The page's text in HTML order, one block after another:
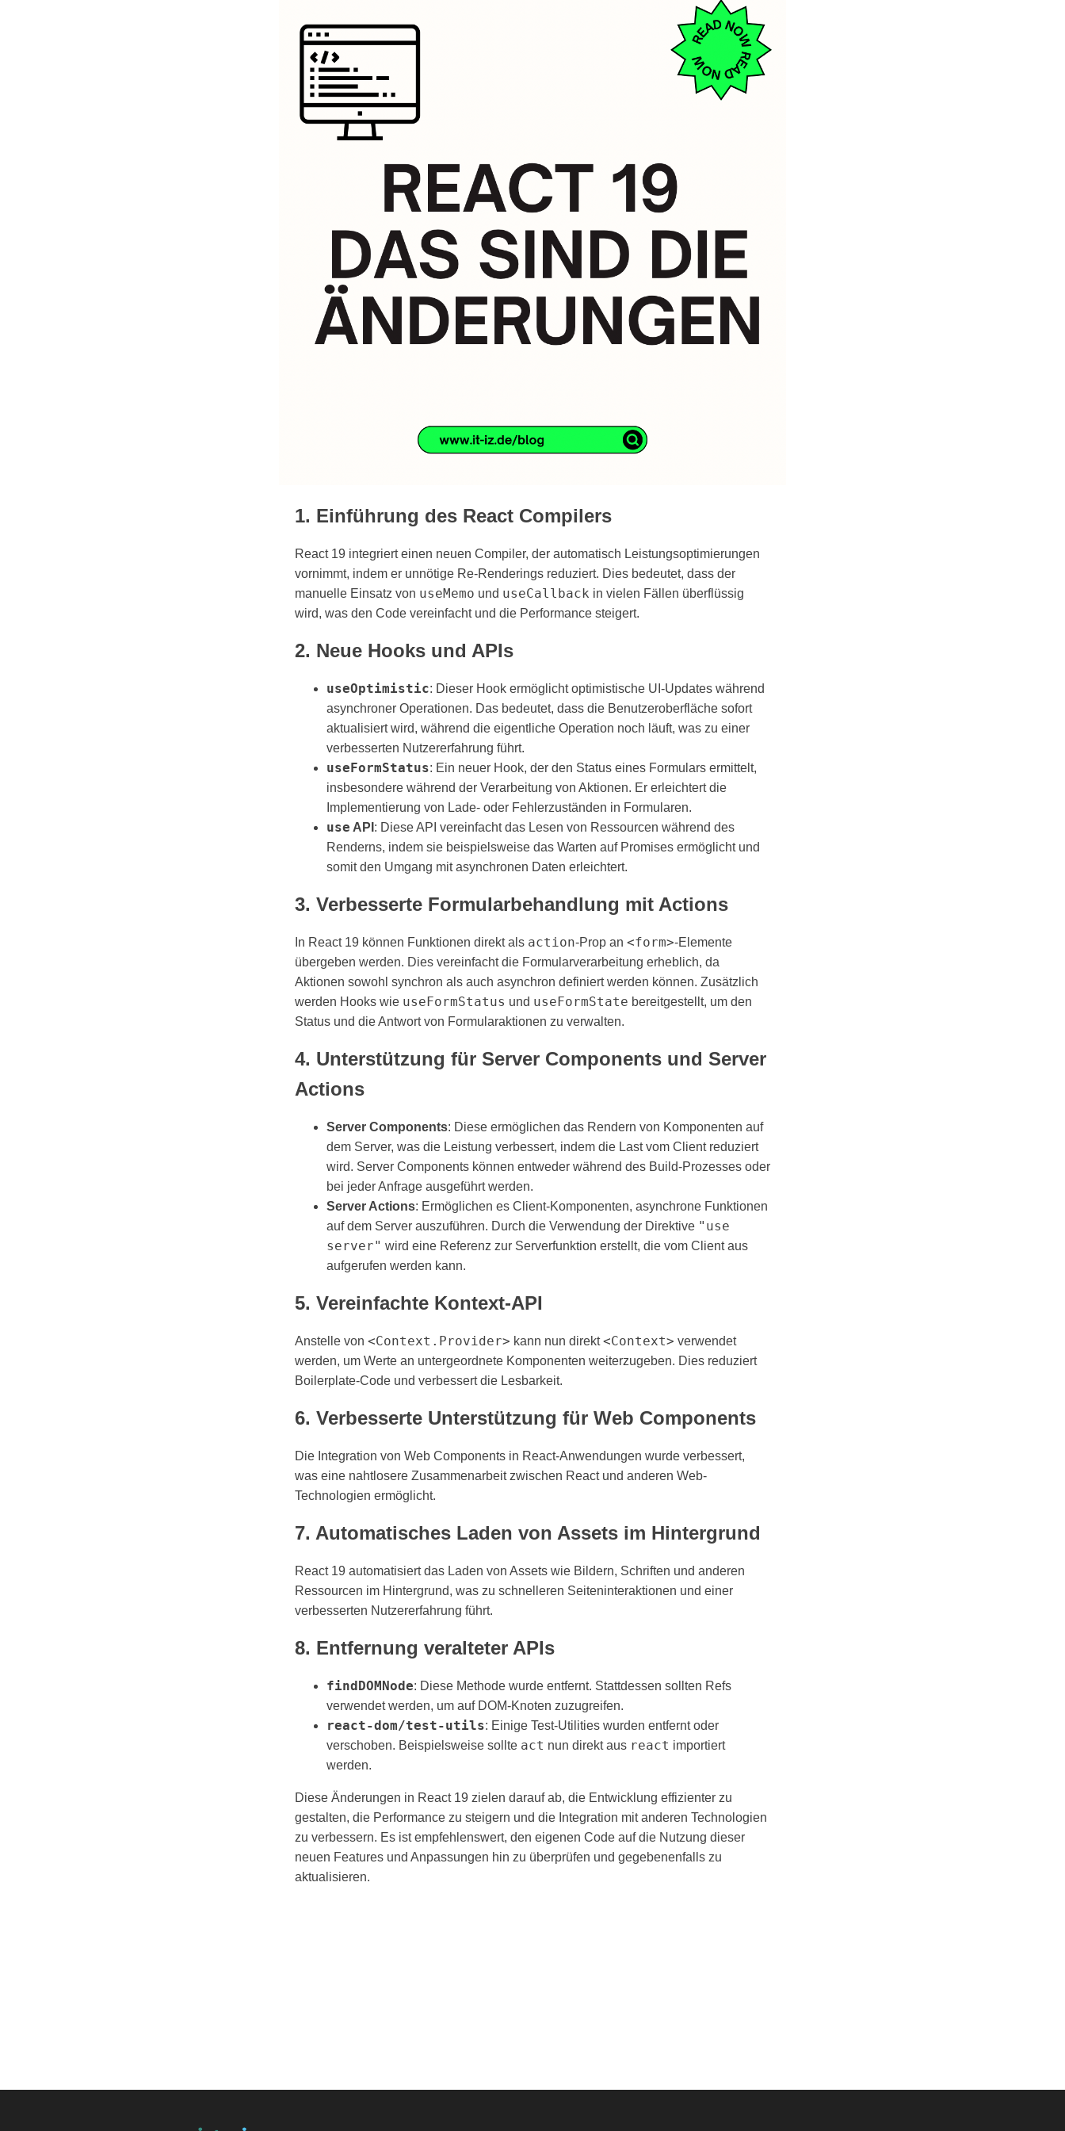
1. Einführung des React Compilers
React 19 integriert einen neuen Compiler, der automatisch Leistungsoptimierungen
vornimmt, indem er unnötige Re-Renderings reduziert. Dies bedeutet, dass der
manuelle Einsatz von useMemo und useCallback in vielen Fällen überflüssig
wird, was den Code vereinfacht und die Performance steigert. ​
2. Neue Hooks und APIs
useOptimistic: Dieser Hook ermöglicht optimistische UI-Updates während
asynchroner Operationen. Das bedeutet, dass die Benutzeroberfläche sofort
aktualisiert wird, während die eigentliche Operation noch läuft, was zu einer
verbesserten Nutzererfahrung führt. ​
useFormStatus: Ein neuer Hook, der den Status eines Formulars ermittelt,
insbesondere während der Verarbeitung von Aktionen. Er erleichtert die
Implementierung von Lade- oder Fehlerzuständen in Formularen. ​
use API : Diese API vereinfacht das Lesen von Ressourcen während des
Renderns, indem sie beispielsweise das Warten auf Promises ermöglicht und
somit den Umgang mit asynchronen Daten erleichtert. ​
3. Verbesserte Formularbehandlung mit Actions
In React 19 können Funktionen direkt als action-Prop an <form>-Elemente
übergeben werden. Dies vereinfacht die Formularverarbeitung erheblich, da
Aktionen sowohl synchron als auch asynchron definiert werden können. Zusätzlich
werden Hooks wie useFormStatus und useFormState bereitgestellt, um den
Status und die Antwort von Formularaktionen zu verwalten. ​
4. Unterstützung für Server Components und Server
Actions
Server Components: Diese ermöglichen das Rendern von Komponenten auf
dem Server, was die Leistung verbessert, indem die Last vom Client reduziert
wird. Server Components können entweder während des Build-Prozesses oder
bei jeder Anfrage ausgeführt werden. ​
Server Actions: Ermöglichen es Client-Komponenten, asynchrone Funktionen
auf dem Server auszuführen. Durch die Verwendung der Direktive "use
server" wird eine Referenz zur Serverfunktion erstellt, die vom Client aus
aufgerufen werden kann. ​
5. Vereinfachte Kontext-API
Anstelle von <Context.Provider> kann nun direkt<Context> verwendet
werden, um Werte an untergeordnete Komponenten weiterzugeben. Dies reduziert
Boilerplate-Code und verbessert die Lesbarkeit.
6. Verbesserte Unterstützung für Web Components
Die Integration von Web Components in React-Anwendungen wurde verbessert,
was eine nahtlosere Zusammenarbeit zwischen React und anderen Web-
Technologien ermöglicht. ​
7. Automatisches Laden von Assets im Hintergrund
React 19 automatisiert das Laden von Assets wie Bildern, Schriften und anderen
Ressourcen im Hintergrund, was zu schnelleren Seiteninteraktionen und einer
verbesserten Nutzererfahrung führt. ​
8. Entfernung veralteter APIs
findDOMNode: Diese Methode wurde entfernt. Stattdessen sollten Refs
verwendet werden, um auf DOM-Knoten zuzugreifen. ​
react-dom/test-utils: Einige Test-Utilities wurden entfernt oder
verschoben. Beispielsweise sollte act nun direkt aus react importiert
werden. ​
Diese Änderungen in React 19 zielen darauf ab, die Entwicklung effizienter zu
gestalten, die Performance zu steigern und die Integration mit anderen Technologien
zu verbessern. Es ist empfehlenswert, den eigenen Code auf die Nutzung dieser
neuen Features und Anpassungen hin zu überprüfen und gegebenenfalls zu
aktualisieren.